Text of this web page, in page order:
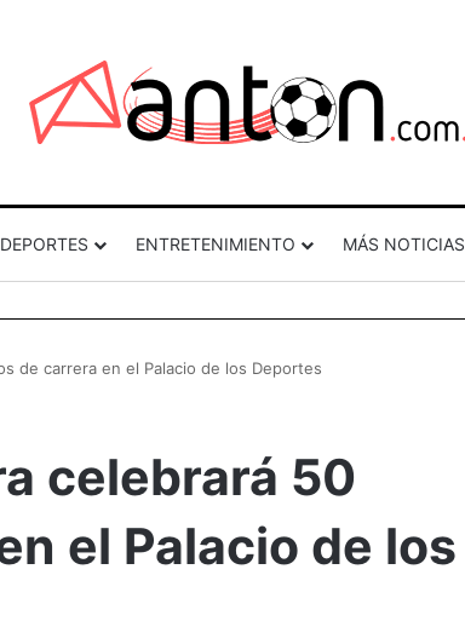
DEPORTES ENTRETENIMIENTO MÁS NOTICIAS
de carrera en el Palacio de los Deportes
celebrará 50
el Palacio de los